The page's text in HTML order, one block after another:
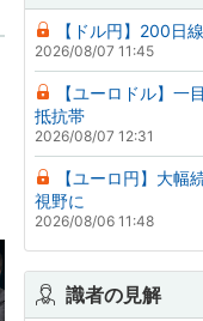
【ドル円】200日
2026/08/07 11:45
【ユーロドル】
抵抗帯
2026/08/07 12:31
【ユーロ円】大幅
視野に
2026/08/06 11:48
識者の見解